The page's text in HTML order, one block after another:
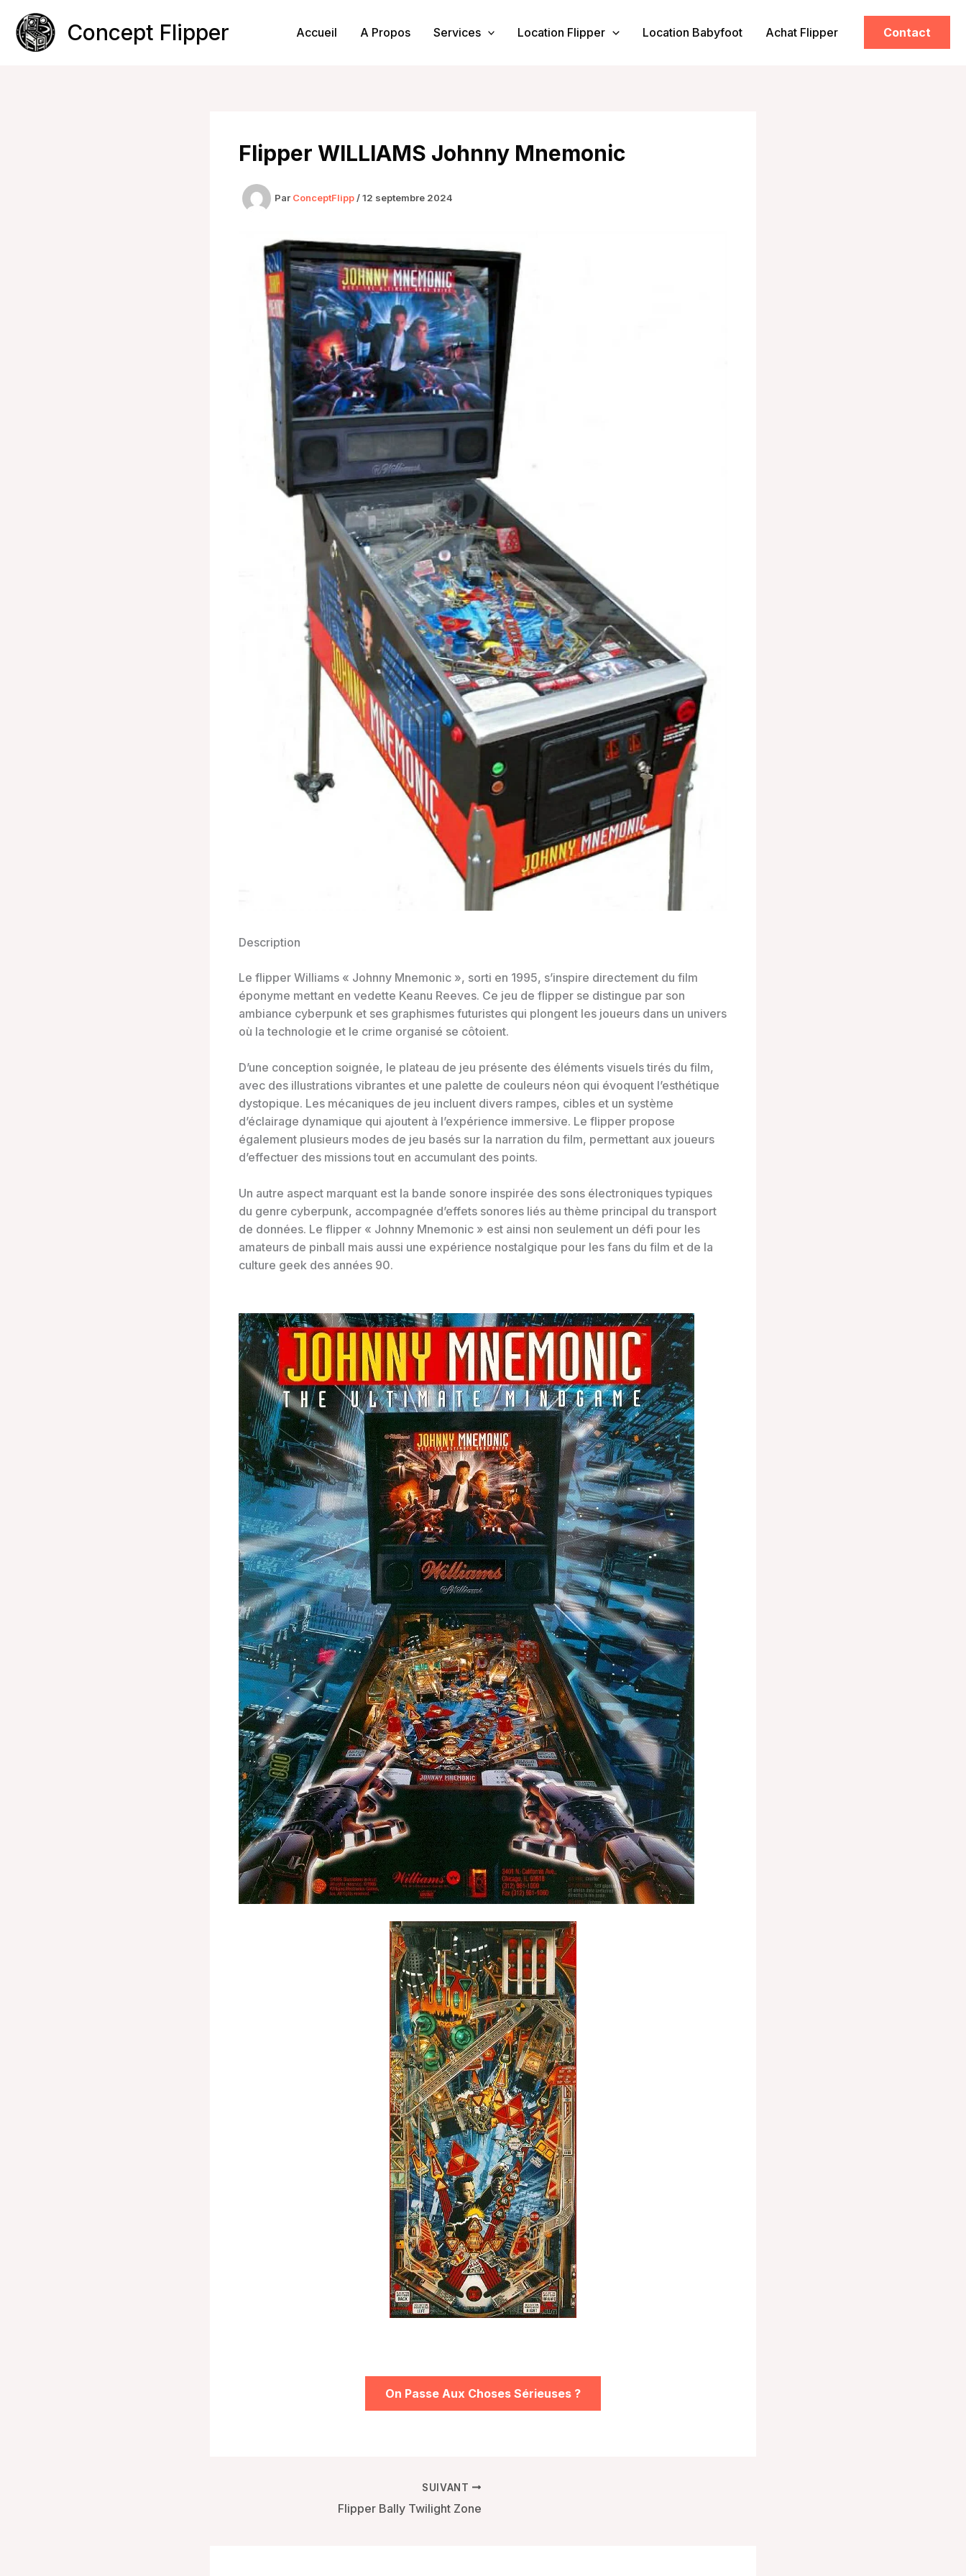
contenu
Concept Flipper Accueil A Propos Services Location Flipper Location Babyfoot Achat Flipper Contact
Flipper WILLIAMS Johnny Mnemonic
Par ConceptFlipp /12 septembre 2024
Description
Le flipper Williams « Johnny Mnemonic », sorti en 1995, s’inspire directement du film
éponyme mettant en vedette Keanu Reeves. Ce jeu de flipper se distingue par son
ambiance cyberpunk et ses graphismes futuristes qui plongent les joueurs dans un univers
où la technologie et le crime organisé se côtoient.
D’une conception soignée, le plateau de jeu présente des éléments visuels tirés du film,
avec des illustrations vibrantes et une palette de couleurs néon qui évoquent l’esthétique
dystopique. Les mécaniques de jeu incluent divers rampes, cibles et un système
d’éclairage dynamique qui ajoutent à l’expérience immersive. Le flipper propose
également plusieurs modes de jeu basés sur la narration du film, permettant aux joueurs
d’effectuer des missions tout en accumulant des points.
Un autre aspect marquant est la bande sonore inspirée des sons électroniques typiques
du genre cyberpunk, accompagnée d’effets sonores liés au thème principal du transport
de données. Le flipper « Johnny Mnemonic » est ainsi non seulement un défi pour les
amateurs de pinball mais aussi une expérience nostalgique pour les fans du film et de la
culture geek des années 90.
On Passe Aux Choses Sérieuses ?
SUIVANT
Flipper Bally Twilight Zone